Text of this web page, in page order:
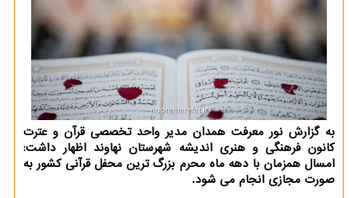
به گزارش نور معرفت همدان مدیر واحد تخصصی قرآن و عترت
كانون فرهنگی و هنری اندیشه شهرستان نهاوند اظهار داشت:
امسال همزمان با دهه ماه محرم بزرگ ترین محفل قرآنی كشور به
صورت مجازی انجام می شود.